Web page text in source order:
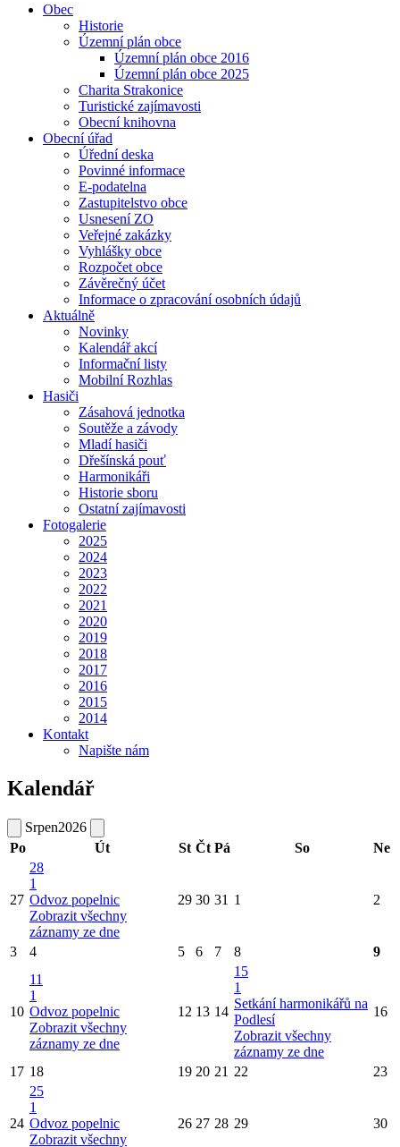
Obec
Historie
Územní plán obce
Územní plán obce 2016
Územní plán obce 2025
Charita Strakonice
Turistické zajímavosti
Obecní knihovna
Obecní úřad
Úřední deska
Povinné informace
E-podatelna
Zastupitelstvo obce
Usnesení ZO
Veřejné zakázky
Vyhlášky obce
Rozpočet obce
Závěrečný účet
Informace o zpracování osobních údajů
Aktuálně
Novinky
Kalendář akcí
Informační listy
Mobilní Rozhlas
Hasiči
Zásahová jednotka
Soutěže a závody
Mladí hasiči
Dřešínská pouť
Harmonikáři
Historie sboru
Ostatní zajímavosti
Fotogalerie
2025
2024
2023
2022
2021
2020
2019
2018
2017
2016
2015
2014
Kontakt
Napište nám
Kalendář
Srpen2026
Po
Út St Čt Pá So Ne
27
28
1
Odvoz popelnic
Zobrazit všechny
záznamy ze dne
29 30 31 1 2
3 4 5 6 7 8 9
10
11
1
Odvoz popelnic
Zobrazit všechny
záznamy ze dne
12 13 14
15
1
Setkání harmonikářů na
Podlesí
Zobrazit všechny
záznamy ze dne
16
17 18 19 20 21 22 23
24
25
1
Odvoz popelnic
Zobrazit všechny
26 27 28 29 30